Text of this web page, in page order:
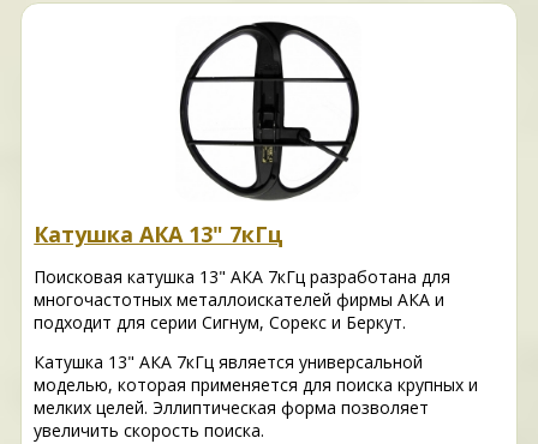
Катушка АКА 13" 7кГц
Поисковая катушка 13" АКА 7кГц разработана для
многочастотных металлоискателей фирмы АКА и
подходит для серии Сигнум, Сорекс и Беркут.
Катушка 13" АКА 7кГц является универсальной
моделью, которая применяется для поиска крупных и
мелких целей. Эллиптическая форма позволяет
увеличить скорость поиска.